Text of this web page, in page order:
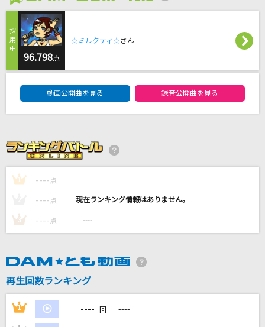
このままで
西野カナ
[生音]Voyage～10th Anniversary TOUR Edit～
浜崎あゆみ
もっと見る
DAMの新曲・ランキングなど
カラオケ最新情報をチェック！
カラオケをもっと楽しもう！
家族や友達と一緒に！練習にも！
96.798点
☆ミルクティ☆さん
動画公開曲を見る 録音公開曲を見る
1 ---- 点 ----
---- 点 ----
3 ---- 点 ----
再生回数ランキング
1 ---- 回 ----